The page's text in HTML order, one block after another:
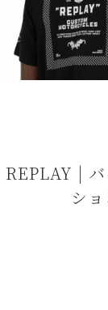
REPLAY |
シ